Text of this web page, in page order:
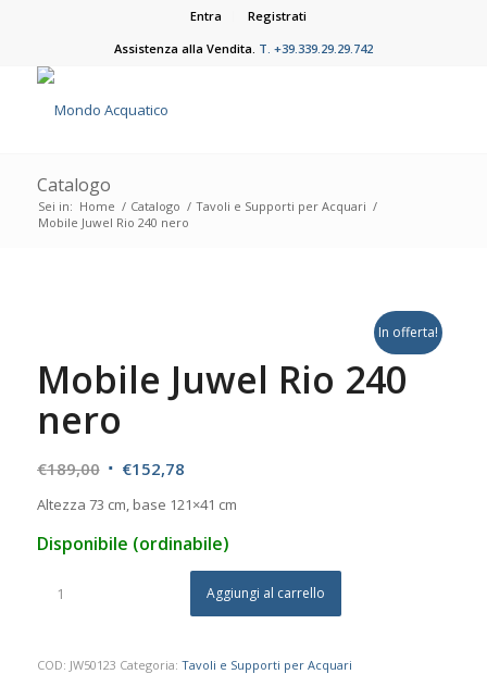
Entra
Registrati
Assistenza alla Vendita. T. +39.339.29.29.742
Catalogo
Sei in: Home / Catalogo / Tavoli e Supporti per Acquari /
Mobile Juwel Rio 240 nero
In offerta!
Mobile Juwel Rio 240
nero
€189,00 Il
prezzo
era:
€152,78Il
è:
€152,78.
Altezza 73 cm, base 121×41 cm
Disponibile (ordinabile)
Aggiungi al carrello
COD: JW50123 Categoria: Tavoli e Supporti per Acquari